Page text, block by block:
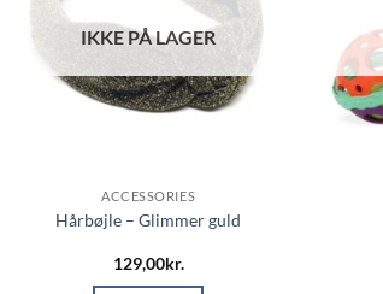
IKKE PÅ LAGER
ACCESSORIES
Hårbøjle – Glimmer guld
129,00kr.